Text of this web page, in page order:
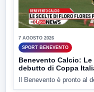
7 AGOSTO 2026
SPORT BENEVENTO
Benevento Calcio:
debutto di Coppa
Il Benevento è pronto al